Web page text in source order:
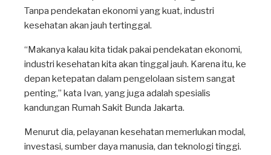
Tanpa pendekatan ekonomi yang kuat, industri
kesehatan akan jauh tertinggal.
“Makanya kalau kita tidak pakai pendekatan ekonomi,
industri kesehatan kita akan tinggal jauh. Karena itu, ke
depan ketepatan dalam pengelolaan sistem sangat
penting,” kata Ivan, yang juga adalah spesialis
kandungan Rumah Sakit Bunda Jakarta.
Menurut dia, pelayanan kesehatan memerlukan modal,
investasi, sumber daya manusia, dan teknologi tinggi.